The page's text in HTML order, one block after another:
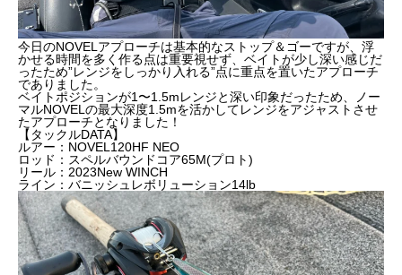
今日のNOVELアプローチは基本的なストップ＆ゴーですが、浮
かせる時間を多く作る点は重要視せず、ベイトが少し深い感じだ
ったため”レンジをしっかり入れる”点に重点を置いたアプローチ
でありました。
ベイトポジションが1〜1.5mレンジと深い印象だったため、
ノー
マルNOVELの最大深度1.5mを活かしてレンジをアジャストさせ
たアプローチとなりました！
【タックルDATA】
ルアー：NOVEL120HF NEO
ロッド：スペルバウンドコア65M(プロト)
リール：2023New WINCH
ライン：バニッシュレボリューション14lb